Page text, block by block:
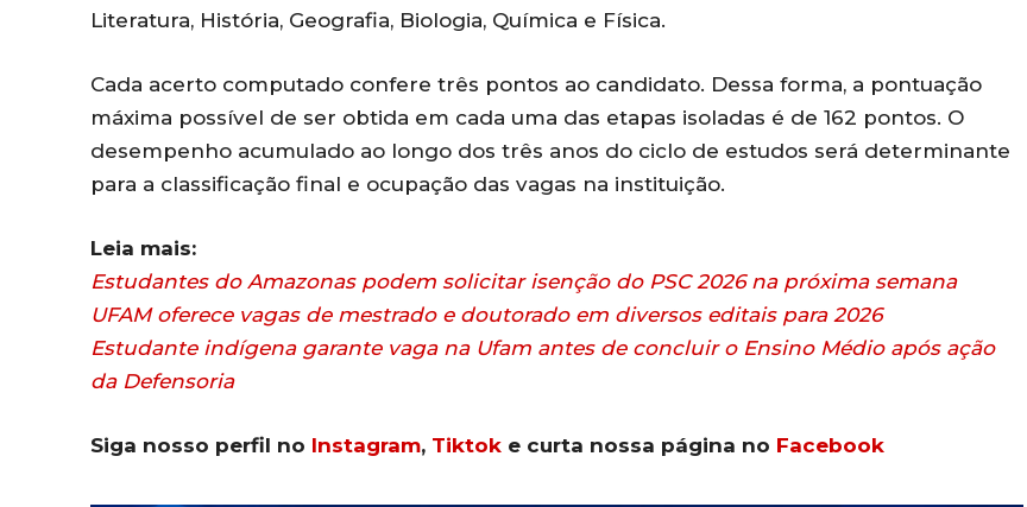
Literatura, História, Geografia, Biologia, Química e Física.
Cada acerto computado confere três pontos ao candidato. Dessa forma, a pontuação
máxima possível de ser obtida em cada uma das etapas isoladas é de 162 pontos. O
desempenho acumulado ao longo dos três anos do ciclo de estudos será determinante
para a classificação final e ocupação das vagas na instituição.
Leia mais:
Estudantes do Amazonas podem solicitar isenção do PSC 2026 na próxima semana
UFAM oferece vagas de mestrado e doutorado em diversos editais para 2026
Estudante indígena garante vaga na Ufam antes de concluir o Ensino Médio após ação
da Defensoria
Siga nosso perfil no Instagram, Tiktok e curta nossa página no Facebook